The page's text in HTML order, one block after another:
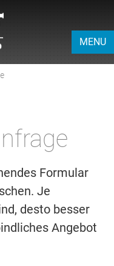
MENU
Formular
Je
desto besser
Angebot